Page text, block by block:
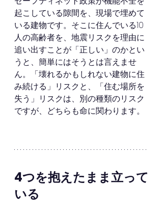
起こしている隙間を、現場で埋めて
いる建物です。そこに住んでいる10
人の高齢者を、地震リスクを理由に
追い出すことが「正しい」のかとい
うと、簡単にはそうとは言えませ
ん。「壊れるかもしれない建物に住
み続ける」リスクと、「住む場所を
失う」リスクは、別の種類のリスク
ですが、どちらも命に関わります。
4つを抱えたまま立って
いる